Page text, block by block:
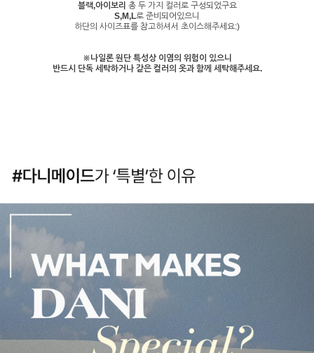
블랙,아이보리 총 두 가지 컬러로 구성되었구요
S,M,L로 준비되어있으니
하단의 사이즈표를 참고하셔서 초이스해주세요:)
※나일론 원단 특성상 이염의 위험이 있으니
반드시 단독 세탁하거나 같은 컬러의 옷과 함께 세탁해주세요.